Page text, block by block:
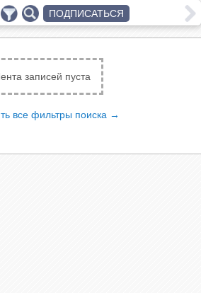
записей пуста
все фильтры поиска →
ПОДПИСАТЬСЯ